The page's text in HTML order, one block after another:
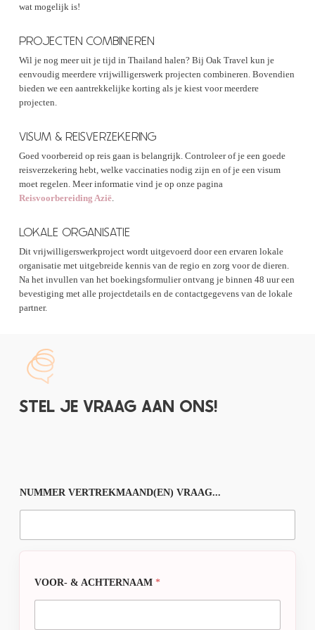
wat mogelijk is!
PROJECTEN COMBINEREN
Wil je nog meer uit je tijd in Thailand halen? Bij Oak Travel kun je
eenvoudig meerdere vrijwilligerswerk projecten combineren. Bovendien
bieden we een aantrekkelijke korting als je kiest voor meerdere
projecten.
VISUM & REISVERZEKERING
Goed voorbereid op reis gaan is belangrijk. Controleer of je een goede
reisverzekering hebt, welke vaccinaties nodig zijn en of je een visum
moet regelen. Meer informatie vind je op onze pagina
Reisvoorbereiding Azië.
LOKALE ORGANISATIE
Dit vrijwilligerswerkproject wordt uitgevoerd door een ervaren lokale
organisatie met uitgebreide kennis van de regio en zorg voor de dieren.
Na het invullen van het boekingsformulier ontvang je binnen 48 uur een
bevestiging met alle projectdetails en de contactgegevens van de lokale
partner.
STEL JE VRAAG AAN ONS!
NUMMER VERTREKMAAND(EN) VRAAG...
VOOR- & ACHTERNAAM*